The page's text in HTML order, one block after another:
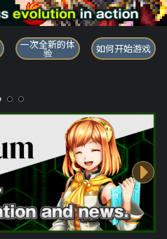
一次全新的体
验 如何开始游戏